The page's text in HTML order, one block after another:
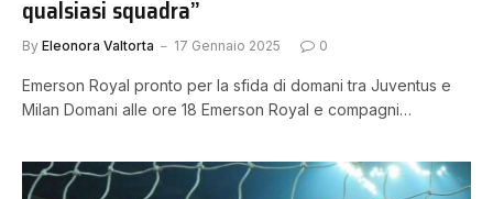
qualsiasi squadra”
By Eleonora Valtorta 17 Gennaio 2025 0
Emerson Royal pronto per la sfida di domani tra Juventus e
Milan Domani alle ore 18 Emerson Royal e compagni…